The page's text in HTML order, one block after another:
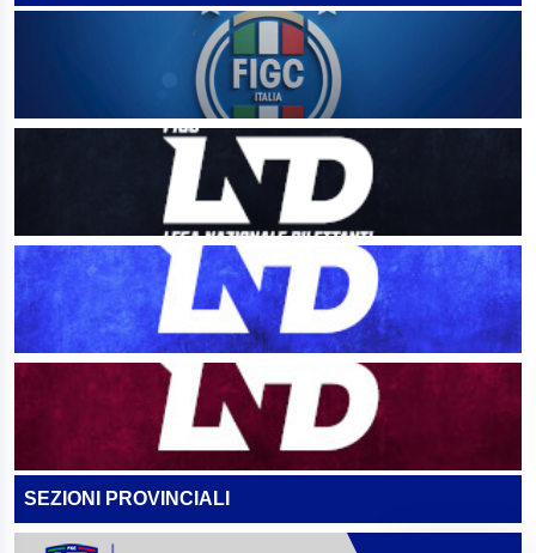
SEZIONI PROVINCIALI